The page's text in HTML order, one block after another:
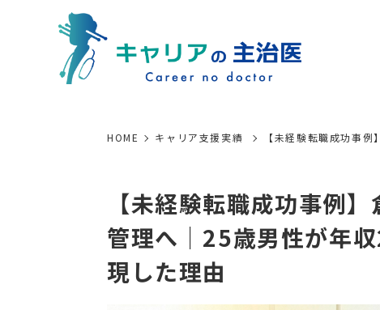
HOME キャリア支援実績 【未経験転職成功事
【未経験転職成功事例
管理へ｜25歳男性が年
現した理由